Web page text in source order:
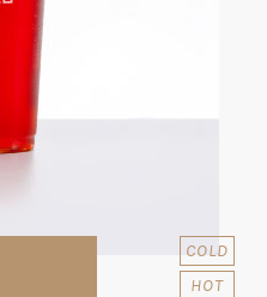
COLD
HOT